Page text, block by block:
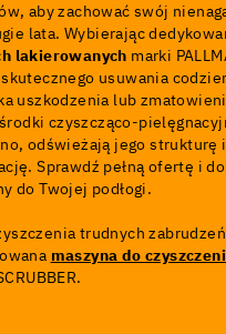
aby zachować swój
lata. Wybierając
lakierowanych marki
usuwania
uszkodzenia lub
czyszcząco-
odświeżają jego strukturę
Sprawdź pełną ofertę i
do Twojej podłogi.
trudnych
maszyna do